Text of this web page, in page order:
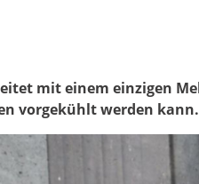
mit einem einzigen
vorgekühlt werden kann.